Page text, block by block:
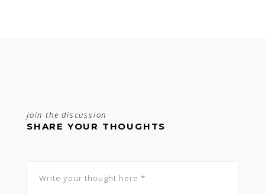
Join the discussion
SHARE YOUR THOUGHTS